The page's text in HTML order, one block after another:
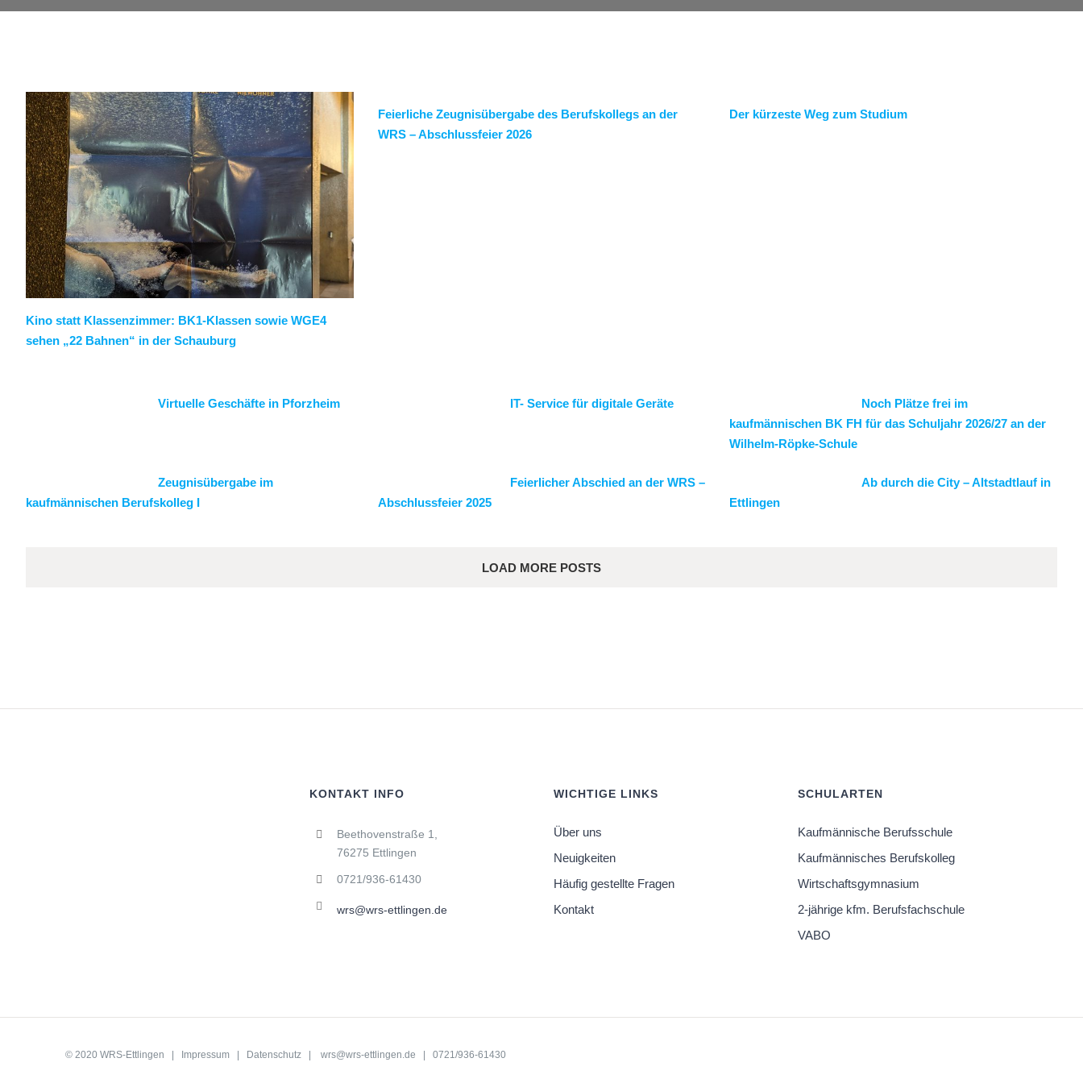
Kino statt Klassenzimmer: BK1-Klassen sowie WGE4
sehen „22 Bahnen“ in der Schauburg
Feierliche Zeugnisübergabe des Berufskollegs an der
WRS – Abschlussfeier 2026
Der kürzeste Weg zum Studium
Virtuelle Geschäfte in Pforzheim IT- Service für digitale Geräte
Noch Plätze frei im
kaufmännischen BK FH für das Schuljahr 2026/27 an der
Wilhelm-Röpke-Schule
Zeugnisübergabe im
kaufmännischen Berufskolleg I
Feierlicher Abschied an der WRS –
Abschlussfeier 2025
Ab durch die City – Altstadtlauf in
Ettlingen
LOAD MORE POSTS
KONTAKT INFO
Beethovenstraße 1,
76275 Ettlingen
0721/936-61430
wrs@wrs-ettlingen.de
WICHTIGE LINKS
Über uns
Neuigkeiten
Häufig gestellte Fragen
Kontakt
SCHULARTEN
Kaufmännische Berufsschule
Kaufmännisches Berufskolleg
Wirtschaftsgymnasium
2-jährige kfm. Berufsfachschule
VABO
© 2020 WRS-Ettlingen | Impressum Datenschutz |wrs@wrs-ettlingen.de | 0721/936-61430